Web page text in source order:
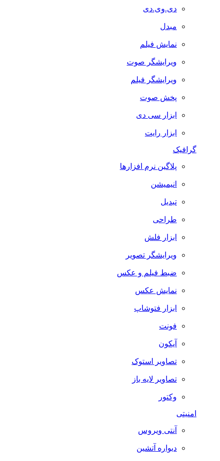
دی.وی.دی
مبدل
نمایش فیلم
ویرایشگر صوت
ویرایشگر فیلم
پخش صوت
ابزار سی دی
ابزار رایت
گرافیک
پلاگین نرم افزارها
انیمیشن
تبدیل
طراحی
ابزار فلش
ویرایشگر تصویر
ضبط فيلم و عكس
نمایش عکس
ابزار فتوشاپ
فونت
آیکون
تصاویر استوک
تصاویر لایه باز
وکتور
امنیتی
آنتی ویروس
دیواره آتشین